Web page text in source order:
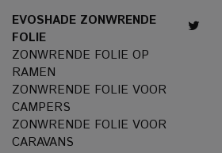
EVOSHADE ZONWRENDE
FOLIE
ZONWRENDE FOLIE OP
RAMEN
ZONWRENDE FOLIE VOOR
CAMPERS
ZONWRENDE FOLIE VOOR
CARAVANS